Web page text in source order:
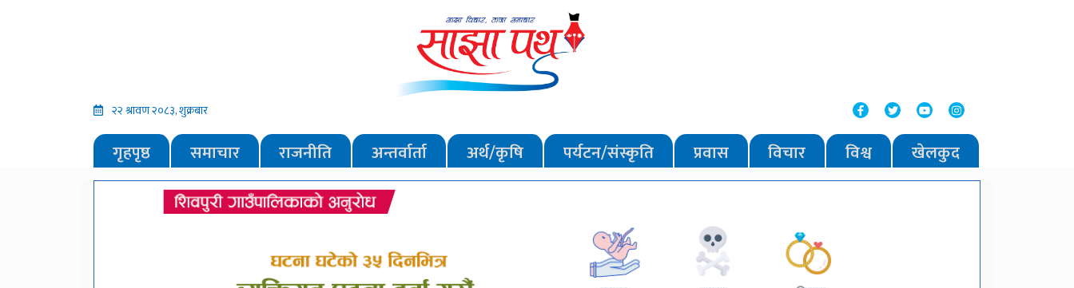
२२ श्रावण २०८३, शुक्रबार
गृहपृष्ठ समाचार राजनीति अन्तर्वार्ता अर्थ/कृषि पर्यटन/संस्कृति प्रवास विचार विश्व खेलकुद